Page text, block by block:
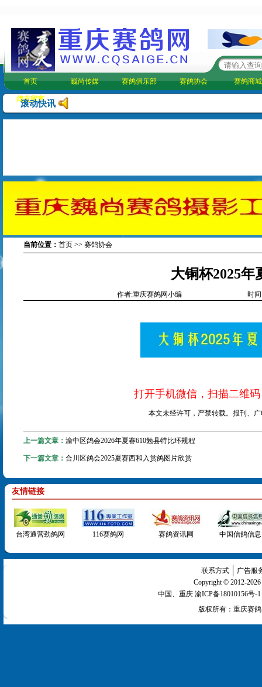
首页 巍尚传媒 赛鸽俱乐部 赛鸽协会 赛鸽商城
鸽友留言
滚动快讯
当前位置： 首页 >> 赛鸽协会
大铜杯2025年
作者:重庆赛鸽网小编 时
打开手机微信，扫描二维
本文未经许可，严禁转载。报刊、
上一篇文章： 渝中区鸽会2026年夏赛610勉县特比环规程
下一篇文章： 合川区鸽会2025夏赛西和入赏鸽图片欣赏
友情链接
台湾通营劲鸽网 116赛鸽网 赛鸽资讯网 中国信鸽
联系方式
广告服
Copyright © 2012-
中国、重庆 渝ICP备18010156号-1
版权所有： 重庆赛